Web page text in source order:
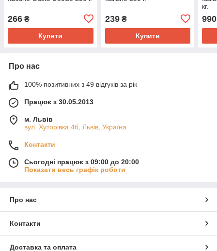
266 ₴
Купити
239₴
Купити
кг.
990
Про нас
100% позитивних з 49 відгуків за рік
Працює з 30.05.2013
м. Львів
вул. Хуторівка 4б, Львів, Україна
Контакти
Сьогодні працює з 09:00 до 20:00
Показати весь графік роботи
Про нас
Контакти
Доставка та оплата